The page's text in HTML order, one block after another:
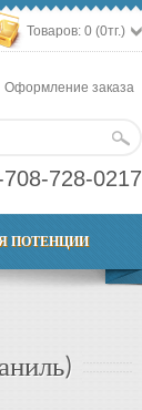
Товаров: 0 (0тг.)
Оформление заказа
728-0217
ПОТЕНЦИИ